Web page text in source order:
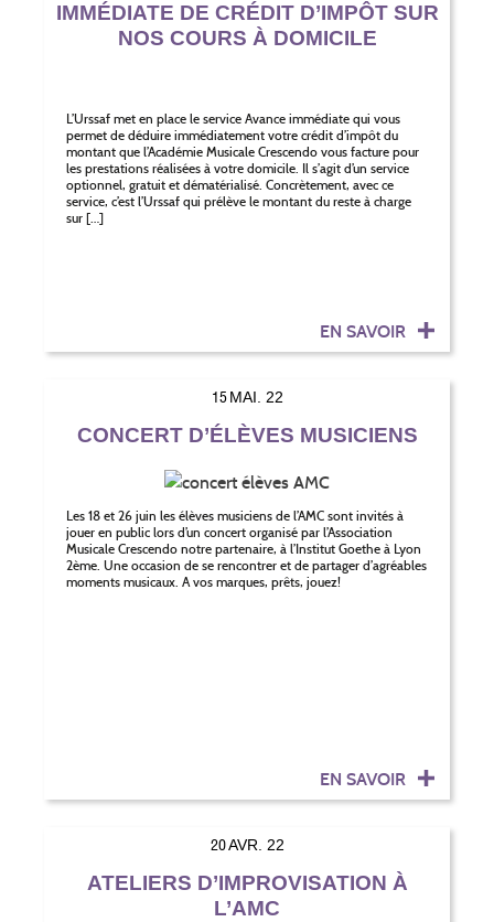
IMMÉDIATE DE CRÉDIT D’IMPÔT SUR
NOS COURS À DOMICILE
L’Urssaf met en place le service Avance immédiate qui vous
permet de déduire immédiatement votre crédit d’impôt du
montant que l’Académie Musicale Crescendo vous facture pour
les prestations réalisées à votre domicile. Il s’agit d’un service
optionnel, gratuit et dématérialisé. Concrètement, avec ce
service, c’est l’Urssaf qui prélève le montant du reste à charge
sur […]
EN SAVOIR
15 MAI. 22
CONCERT D’ÉLÈVES MUSICIENS
Les 18 et 26 juin les élèves musiciens de l’AMC sont invités à
jouer en public lors d’un concert organisé par l’Association
Musicale Crescendo notre partenaire, à l’Institut Goethe à Lyon
2ème. Une occasion de se rencontrer et de partager d’agréables
moments musicaux. A vos marques, prêts, jouez!
EN SAVOIR
20AVR. 22
ATELIERS D’IMPROVISATION À
L’AMC